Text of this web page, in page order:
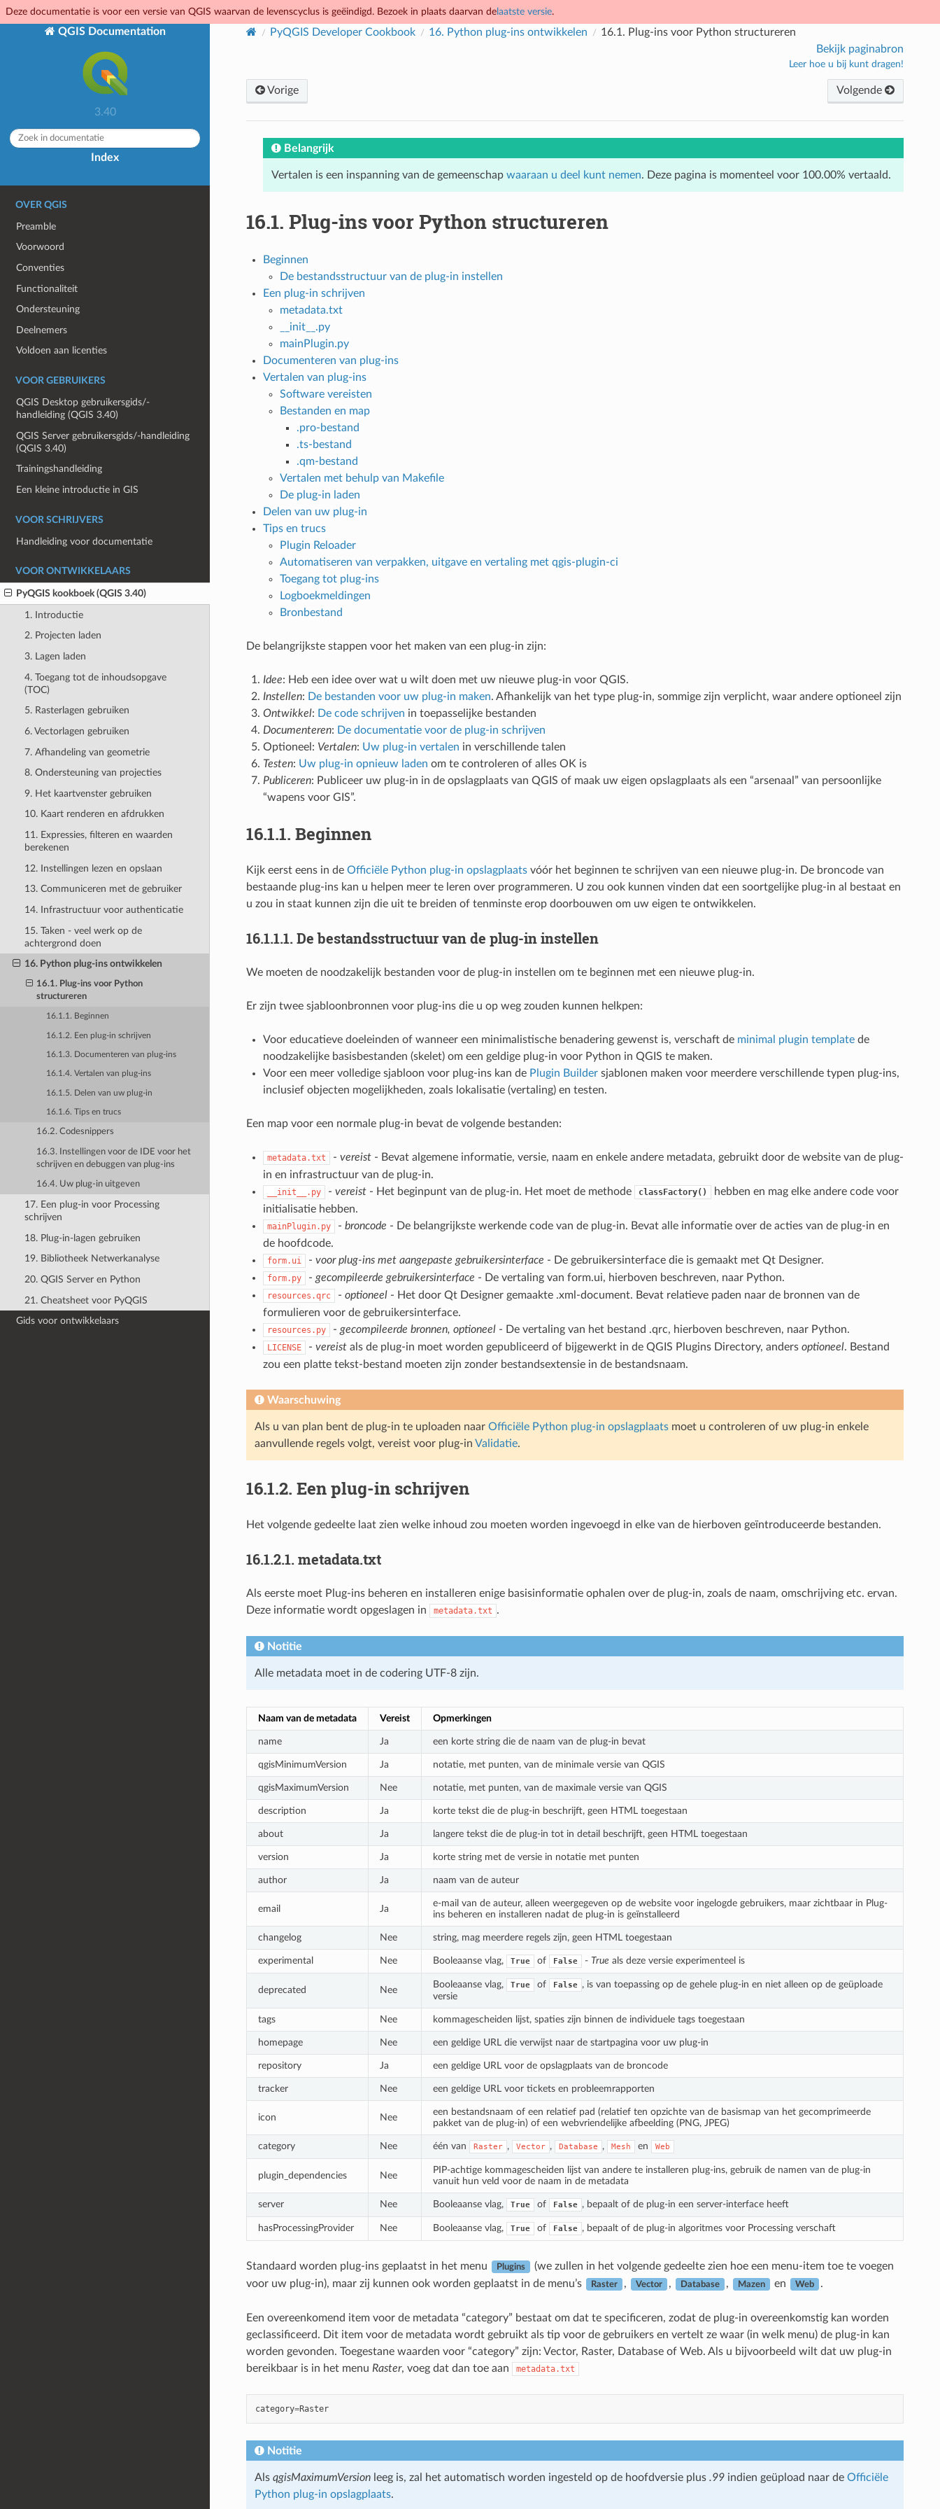
Deze documentatie is voor een versie van QGIS waarvan de levenscyclus is geëindigd. Bezoek in plaats daarvan de laatste versie.
QGIS Documentation
3.40
Index
OVER QGIS
Preamble
Voorwoord
Conventies
Functionaliteit
Ondersteuning
Deelnemers
Voldoen aan licenties
VOOR GEBRUIKERS
QGIS Desktop gebruikersgids/-
handleiding (QGIS 3.40)
QGIS Server gebruikersgids/-handleiding
(QGIS 3.40)
Trainingshandleiding
Een kleine introductie in GIS
VOOR SCHRIJVERS
Handleiding voor documentatie
VOOR ONTWIKKELAARS
PyQGIS kookboek (QGIS 3.40)
1. Introductie
2. Projecten laden
3. Lagen laden
4. Toegang tot de inhoudsopgave
(TOC)
5. Rasterlagen gebruiken
6. Vectorlagen gebruiken
7. Afhandeling van geometrie
8. Ondersteuning van projecties
9. Het kaartvenster gebruiken
10. Kaart renderen en afdrukken
11. Expressies, filteren en waarden
berekenen
12. Instellingen lezen en opslaan
13. Communiceren met de gebruiker
14. Infrastructuur voor authenticatie
15. Taken - veel werk op de
achtergrond doen
16. Python plug-ins ontwikkelen
16.1. Plug-ins voor Python
structureren
16.1.1. Beginnen
16.1.2. Een plug-in schrijven
16.1.3. Documenteren van plug-ins
16.1.4. Vertalen van plug-ins
16.1.5. Delen van uw plug-in
16.1.6. Tips en trucs
16.2. Codesnippers
16.3. Instellingen voor de IDE voor het
schrijven en debuggen van plug-ins
16.4. Uw plug-in uitgeven
17. Een plug-in voor Processing
schrijven
18. Plug-in-lagen gebruiken
19. Bibliotheek Netwerkanalyse
20. QGIS Server en Python
21. Cheatsheet voor PyQGIS
Gids voor ontwikkelaars
PyQGIS Developer Cookbook 16. Python plug-ins ontwikkelen 16.1. Plug-ins voor Python structureren
Bekijk paginabron
Leer hoe u bij kunt dragen!
Vorige Volgende
Belangrijk
Vertalen is een inspanning van de gemeenschap waaraan u deel kunt nemen. Deze pagina is momenteel voor 100.00% vertaald.
16.1. Plug-ins voor Python structureren
Beginnen
De bestandsstructuur van de plug-in instellen
Een plug-in schrijven
metadata.txt
__init__.py
mainPlugin.py
Documenteren van plug-ins
Vertalen van plug-ins
Software vereisten
Bestanden en map
.pro-bestand
.ts-bestand
.qm-bestand
Vertalen met behulp van Makefile
De plug-in laden
Delen van uw plug-in
Tips en trucs
Plugin Reloader
Automatiseren van verpakken, uitgave en vertaling met qgis-plugin-ci
Toegang tot plug-ins
Logboekmeldingen
Bronbestand
De belangrijkste stappen voor het maken van een plug-in zijn:
Idee: Heb een idee over wat u wilt doen met uw nieuwe plug-in voor QGIS.
Instellen: De bestanden voor uw plug-in maken. Afhankelijk van het type plug-in, sommige zijn verplicht, waar andere optioneel zijn
Ontwikkel: De code schrijven in toepasselijke bestanden
Documenteren: De documentatie voor de plug-in schrijven
Optioneel: Vertalen: Uw plug-in vertalen in verschillende talen
Testen: Uw plug-in opnieuw laden om te controleren of alles OK is
Publiceren: Publiceer uw plug-in in de opslagplaats van QGIS of maak uw eigen opslagplaats als een “arsenaal” van persoonlijke
“wapens voor GIS”.
16.1.1. Beginnen
Kijk eerst eens in de Officiële Python plug-in opslagplaatsvóór het beginnen te schrijven van een nieuwe plug-in. De broncode van
bestaande plug-ins kan u helpen meer te leren over programmeren. U zou ook kunnen vinden dat een soortgelijke plug-in al bestaat en
u zou in staat kunnen zijn die uit te breiden of tenminste erop doorbouwen om uw eigen te ontwikkelen.
16.1.1.1. De bestandsstructuur van de plug-in instellen
We moeten de noodzakelijk bestanden voor de plug-in instellen om te beginnen met een nieuwe plug-in.
Er zijn twee sjabloonbronnen voor plug-ins die u op weg zouden kunnen helkpen:
Voor educatieve doeleinden of wanneer een minimalistische benadering gewenst is, verschaft de minimal plugin templatede
noodzakelijke basisbestanden (skelet) om een geldige plug-in voor Python in QGIS te maken.
Voor een meer volledige sjabloon voor plug-ins kan de Plugin Buildersjablonen maken voor meerdere verschillende typen plug-ins,
inclusief objecten mogelijkheden, zoals lokalisatie (vertaling) en testen.
Een map voor een normale plug-in bevat de volgende bestanden:
metadata.txt - vereist- Bevat algemene informatie, versie, naam en enkele andere metadata, gebruikt door de website van de plug-
in en infrastructuur van de plug-in.
__init__.py - vereist- Het beginpunt van de plug-in. Het moet de methode classFactory()
hebben en mag elke andere code voor
initialisatie hebben.
mainPlugin.py - broncode - De belangrijkste werkende code van de plug-in. Bevat alle informatie over de acties van de plug-in en
de hoofdcode.
form.ui - voor plug-ins met aangepaste gebruikersinterface - De gebruikersinterface die is gemaakt met Qt Designer.
form.py - gecompileerde gebruikersinterface - De vertaling van form.ui, hierboven beschreven, naar Python.
resources.qrc - optioneel- Het door Qt Designer gemaakte .xml-document. Bevat relatieve paden naar de bronnen van de
formulieren voor de gebruikersinterface.
resources.py - gecompileerde bronnen, optioneel- De vertaling van het bestand .qrc, hierboven beschreven, naar Python.
LICENSE - vereistals de plug-in moet worden gepubliceerd of bijgewerkt in de QGIS Plugins Directory, anders optioneel. Bestand
zou een platte tekst-bestand moeten zijn zonder bestandsextensie in de bestandsnaam.
Waarschuwing
Als u van plan bent de plug-in te uploaden naar Officiële Python plug-in opslagplaatsmoet u controleren of uw plug-in enkele
aanvullende regels volgt, vereist voor plug-in Validatie.
16.1.2. Een plug-in schrijven
Het volgende gedeelte laat zien welke inhoud zou moeten worden ingevoegd in elke van de hierboven geïntroduceerde bestanden.
16.1.2.1. metadata.txt
Als eerste moet Plug-ins beheren en installeren enige basisinformatie ophalen over de plug-in, zoals de naam, omschrijving etc. ervan.
Deze informatie wordt opgeslagen in
metadata.txt .
Notitie
Alle metadata moet in de codering UTF-8 zijn.
Naam van de metadata Vereist Opmerkingen
name Ja een korte string die de naam van de plug-in bevat
qgisMinimumVersion Ja notatie, met punten, van de minimale versie van QGIS
qgisMaximumVersion Nee notatie, met punten, van de maximale versie van QGIS
description Ja korte tekst die de plug-in beschrijft, geen HTML toegestaan
about Ja langere tekst die de plug-in tot in detail beschrijft, geen HTML toegestaan
version Ja korte string met de versie in notatie met punten
author Ja naam van de auteur
email Ja
e-mail van de auteur, alleen weergegeven op de website voor ingelogde gebruikers, maar zichtbaar in Plug-
ins beheren en installeren nadat de plug-in is geïnstalleerd
changelog Nee string, mag meerdere regels zijn, geen HTML toegestaan
experimental Nee Booleaanse vlag, True of False - True als deze versie experimenteel is
deprecated Nee
Booleaanse vlag, True of False , is van toepassing op de gehele plug-in en niet alleen op de geüploade
versie
tags Nee kommagescheiden lijst, spaties zijn binnen de individuele tags toegestaan
homepage Nee een geldige URL die verwijst naar de startpagina voor uw plug-in
repository Ja een geldige URL voor de opslagplaats van de broncode
tracker Nee een geldige URL voor tickets en probleemrapporten
icon Nee
een bestandsnaam of een relatief pad (relatief ten opzichte van de basismap van het gecomprimeerde
pakket van de plug-in) of een webvriendelijke afbeelding (PNG, JPEG)
category Nee één van Raster , Vector , Database , Mesh en Web
plugin_dependencies Nee
PIP-achtige kommagescheiden lijst van andere te installeren plug-ins, gebruik de namen van de plug-in
vanuit hun veld voor de naam in de metadata
server Nee Booleaanse vlag, True of False , bepaalt of de plug-in een server-interface heeft
hasProcessingProvider Nee Booleaanse vlag, True of False , bepaalt of de plug-in algoritmes voor Processing verschaft
Standaard worden plug-ins geplaatst in het menu Plugins
(we zullen in het volgende gedeelte zien hoe een menu-item toe te voegen
voor uw plug-in), maar zij kunnen ook worden geplaatst in de menu’s
Raster , Vector , Database , Mazen en Web .
Een overeenkomend item voor de metadata “category” bestaat om dat te specificeren, zodat de plug-in overeenkomstig kan worden
geclassificeerd. Dit item voor de metadata wordt gebruikt als tip voor de gebruikers en vertelt ze waar (in welk menu) de plug-in kan
worden gevonden. Toegestane waarden voor “category” zijn: Vector, Raster, Database of Web. Als u bijvoorbeeld wilt dat uw plug-in
bereikbaar is in het menu Raster, voeg dat dan toe aan metadata.txt
category=Raster
Notitie
Als qgisMaximumVersionleeg is, zal het automatisch worden ingesteld op de hoofdversie plus .99indien geüpload naar de Officiële
Python plug-in opslagplaats.